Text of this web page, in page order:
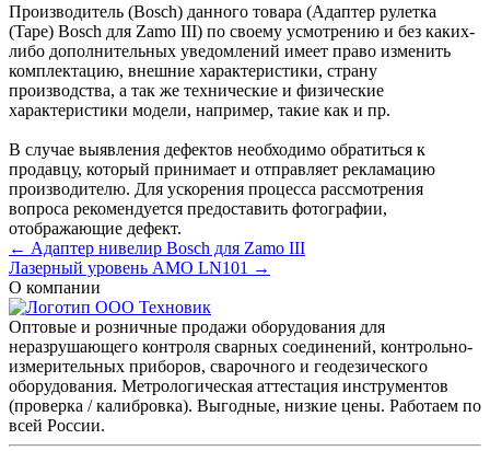
Производитель (Bosch) данного товара (Адаптер рулетка
(Tape) Bosch для Zamo III) по своему усмотрению и без каких-
либо дополнительных уведомлений имеет право изменить
комплектацию, внешние характеристики, страну
производства, а так же технические и физические
характеристики модели, например, такие как и пр.
В случае выявления дефектов необходимо обратиться к
продавцу, который принимает и отправляет рекламацию
производителю. Для ускорения процесса рассмотрения
вопроса рекомендуется предоставить фотографии,
отображающие дефект.
← Адаптер нивелир Bosch для Zamo III
Лазерный уровень AMO LN101 →
О компании
Оптовые и розничные продажи оборудования для
неразрушающего контроля сварных соединений, контрольно-
измерительных приборов, сварочного и геодезического
оборудования. Метрологическая аттестация инструментов
(проверка / калибровка). Выгодные, низкие цены. Работаем по
всей России.